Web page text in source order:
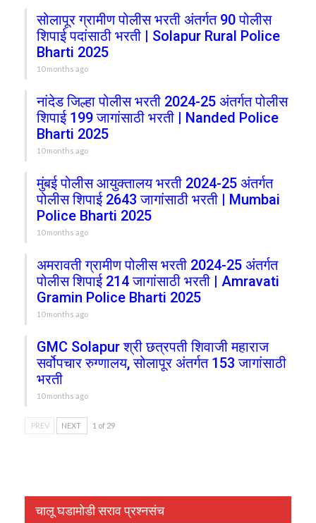
सोलापूर ग्रामीण पोलीस भरती अंतर्गत 90 पोलीस
शिपाई पदांसाठी भरती | Solapur Rural Police
Bharti 2025
10 months ago
नांदेड जिल्हा पोलीस भरती 2024-25 अंतर्गत पोलीस
शिपाई 199 जागांसाठी भरती | Nanded Police
Bharti 2025
10 months ago
मुंबई पोलीस आयुक्तालय भरती 2024-25 अंतर्गत
पोलीस शिपाई 2643 जागांसाठी भरती | Mumbai
Police Bharti 2025
10 months ago
अमरावती ग्रामीण पोलीस भरती 2024-25 अंतर्गत
पोलीस शिपाई 214 जागांसाठी भरती | Amravati
Gramin Police Bharti 2025
10 months ago
GMC Solapur श्री छत्रपती शिवाजी महाराज
सर्वोपचार रुग्णालय, सोलापूर अंतर्गत 153 जागांसाठी
भरती
10 months ago
PREV NEXT 1 of 29
चालू घडामोडी सराव प्रश्नसंच